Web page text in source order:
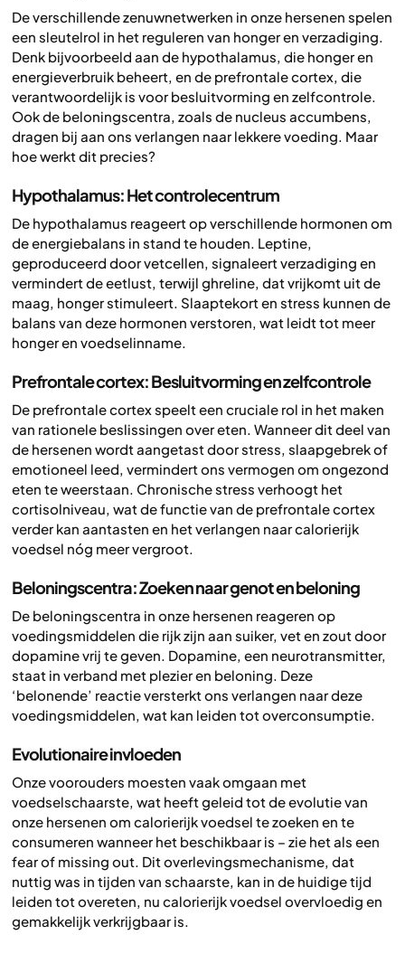
De verschillende zenuwnetwerken in onze hersenen spelen
een sleutelrol in het reguleren van honger en verzadiging.
Denk bijvoorbeeld aan de hypothalamus, die honger en
energieverbruik beheert, en de prefrontale cortex, die
verantwoordelijk is voor besluitvorming en zelfcontrole.
Ook de beloningscentra, zoals de nucleus accumbens,
dragen bij aan ons verlangen naar lekkere voeding. Maar
hoe werkt dit precies?
Hypothalamus: Het controlecentrum
De hypothalamus reageert op verschillende hormonen om
de energiebalans in stand te houden. Leptine,
geproduceerd door vetcellen, signaleert verzadiging en
vermindert de eetlust, terwijl ghreline, dat vrijkomt uit de
maag, honger stimuleert. Slaaptekort en stress kunnen de
balans van deze hormonen verstoren, wat leidt tot meer
honger en voedselinname.
Prefrontale cortex: Besluitvorming en zelfcontrole
De prefrontale cortex speelt een cruciale rol in het maken
van rationele beslissingen over eten. Wanneer dit deel van
de hersenen wordt aangetast door stress, slaapgebrek of
emotioneel leed, vermindert ons vermogen om ongezond
eten te weerstaan. Chronische stress verhoogt het
cortisolniveau, wat de functie van de prefrontale cortex
verder kan aantasten en het verlangen naar calorierijk
voedsel nóg meer vergroot.
Beloningscentra: Zoeken naar genot en beloning
De beloningscentra in onze hersenen reageren op
voedingsmiddelen die rijk zijn aan suiker, vet en zout door
dopamine vrij te geven. Dopamine, een neurotransmitter,
staat in verband met plezier en beloning. Deze
‘belonende’ reactie versterkt ons verlangen naar deze
voedingsmiddelen, wat kan leiden tot overconsumptie.
Evolutionaire invloeden
Onze voorouders moesten vaak omgaan met
voedselschaarste, wat heeft geleid tot de evolutie van
onze hersenen om calorierijk voedsel te zoeken en te
consumeren wanneer het beschikbaar is – zie het als een
fear of missing out. Dit overlevingsmechanisme, dat
nuttig was in tijden van schaarste, kan in de huidige tijd
leiden tot overeten, nu calorierijk voedsel overvloedig en
gemakkelijk verkrijgbaar is.